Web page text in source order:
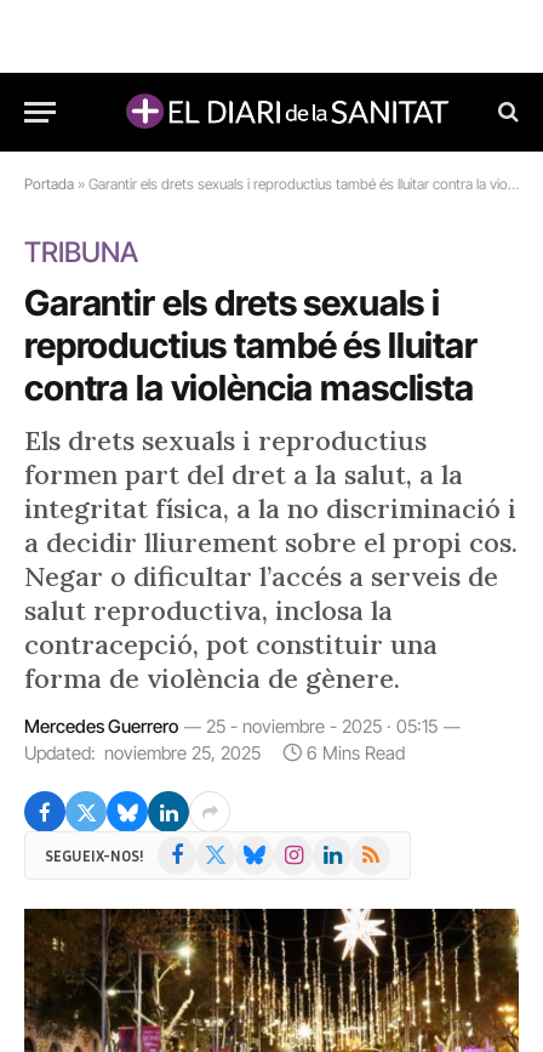
Portada » Garantir els drets sexuals i reproductius també és lluitar contra la violència masclista
TRIBUNA
Garantir els drets sexuals i
reproductius també és lluitar
contra la violència masclista
Els drets sexuals i reproductius
formen part del dret a la salut, a la
integritat física, a la no discriminació i
a decidir lliurement sobre el propi cos.
Negar o dificultar l’accés a serveis de
salut reproductiva, inclosa la
contracepció, pot constituir una
forma de violència de gènere.
Mercedes Guerrero
25 - noviembre - 2025 · 05:15
Updated: noviembre 25, 2025 6 Mins Read
SEGUEIX-NOS! Facebook BlueskyInstagramLinkedIn
RSS